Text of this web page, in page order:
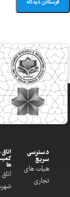
دسترسی
سریع
هیات های
تجاری
ها